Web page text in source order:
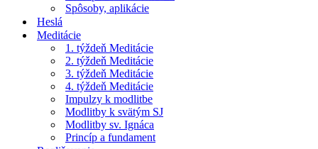
Spôsoby, aplikácie
Heslá
Meditácie
1. týždeň Meditácie
2. týždeň Meditácie
3. týždeň Meditácie
4. týždeň Meditácie
Impulzy k modlitbe
Modlitby k svätým SJ
Modlitby sv. Ignáca
Princíp a fundament